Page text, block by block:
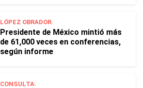
LÓPEZ OBRADOR.
Presidente de México mintió más
de 61,000 veces en conferencias,
según informe
CONSULTA.